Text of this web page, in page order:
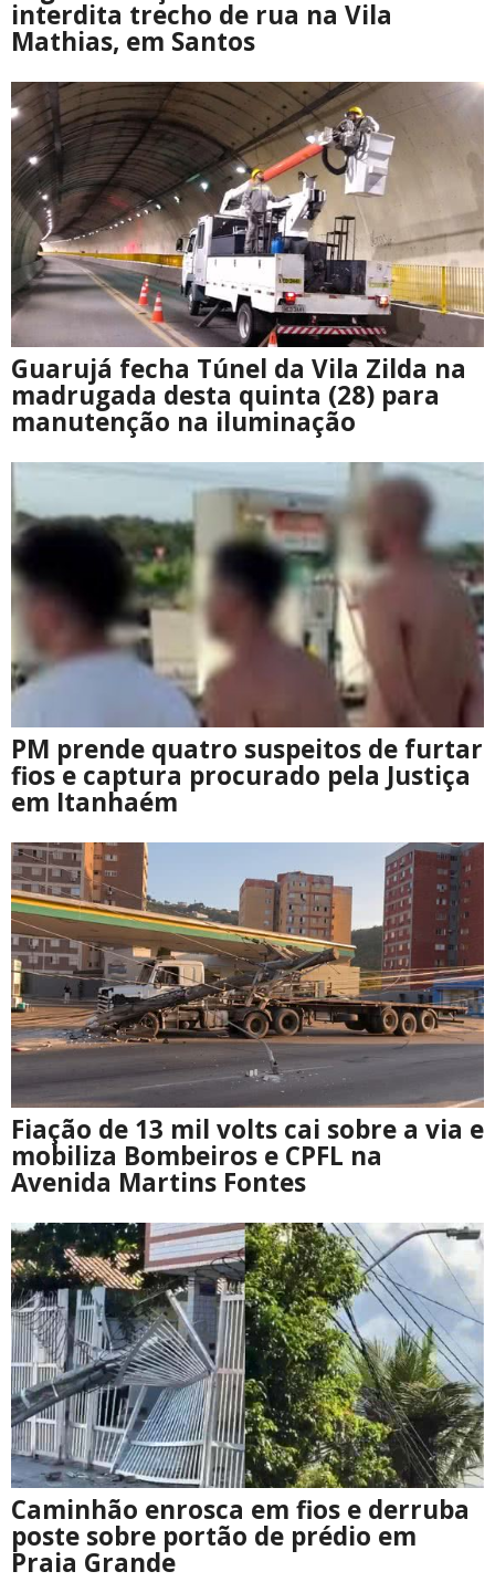
interdita trecho de rua na Vila
Mathias, em Santos
Guarujá fecha Túnel da Vila Zilda na
madrugada desta quinta (28) para
manutenção na iluminação
PM prende quatro suspeitos de furtar
fios e captura procurado pela Justiça
em Itanhaém
Fiação de 13 mil volts cai sobre a via e
mobiliza Bombeiros e CPFL na
Avenida Martins Fontes
Caminhão enrosca em fios e derruba
poste sobre portão de prédio em
Praia Grande